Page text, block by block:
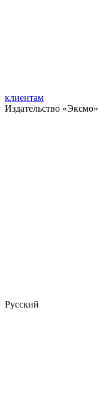
клиентам
Издательство «Эксмо»
Русский